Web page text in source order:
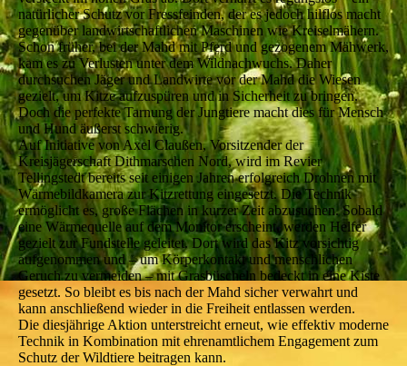
natürlicher Schutz vor Fressfeinden, der es jedoch hilflos macht
gegenüber landwirtschaftlichen Maschinen wie Kreiselmähern.
Schon früher, bei der Mahd mit Pferd und gezogenem Mähwerk,
kam es zu Verlusten unter dem Wildnachwuchs. Daher
durchsuchen Jäger und Landwirte vor der Mahd die Wiesen
gezielt, um Kitze aufzuspüren und in Sicherheit zu bringen.
Doch die perfekte Tarnung der Jungtiere macht dies für Mensch
und Hund äußerst schwierig.
Auf Initiative von Axel Claußen, Vorsitzender der
Kreisjägerschaft Dithmarschen Nord, wird im Revier
Tellingstedt bereits seit einigen Jahren erfolgreich Drohnen mit
Wärmebildkamera zur Kitzrettung eingesetzt. Die Technik
ermöglicht es, große Flächen in kurzer Zeit abzusuchen. Sobald
eine Wärmequelle auf dem Monitor erscheint, werden Helfer
gezielt zur Fundstelle geleitet. Dort wird das Kitz vorsichtig
aufgenommen und – um Körperkontakt und menschlichen
Geruch zu vermeiden – mit Grasbüscheln bedeckt in eine Kiste
gesetzt. So bleibt es bis nach der Mahd sicher verwahrt und
kann anschließend wieder in die Freiheit entlassen werden.
Die diesjährige Aktion unterstreicht erneut, wie effektiv moderne
Technik in Kombination mit ehrenamtlichem Engagement zum
Schutz der Wildtiere beitragen kann.